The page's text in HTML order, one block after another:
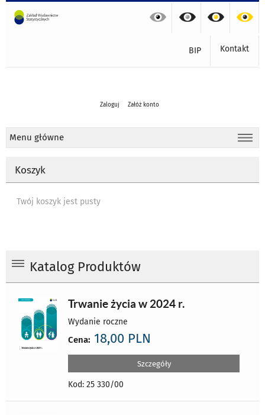
BIP Kontakt
Zaloguj Załóż konto
Menu główne
Koszyk
Twój koszyk jest pusty
Katalog Produktów
Trwanie życia w 2024 r.
Wydanie roczne
Cena: 18,00 PLN
Szczegóły
Kod: 25 330/00